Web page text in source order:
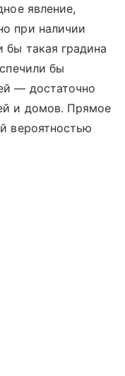
явление,
при наличии
такая градина
бы
— достаточно
и домов. Прямое
вероятностью